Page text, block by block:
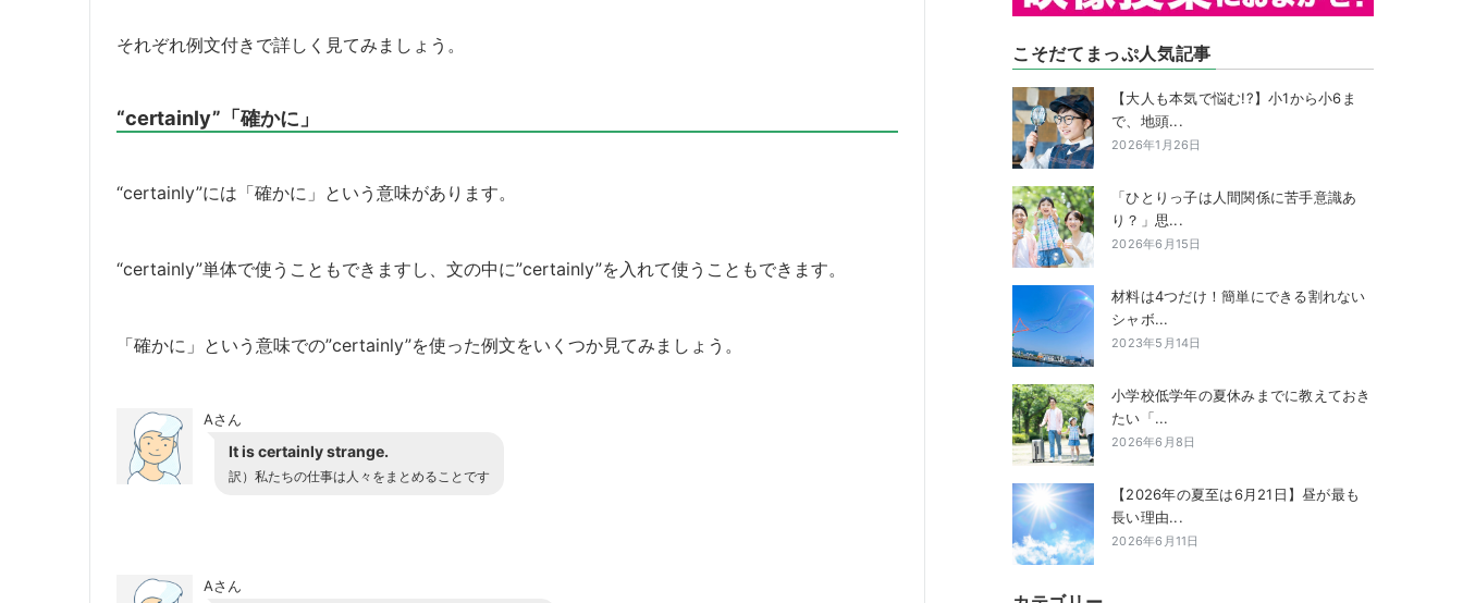
それぞれ例文付きで詳しく見てみましょう。
“certainly”「確かに」
“certainly”には「確かに」という意味があります。
“certainly”単体で使うこともできますし、文の中に”certainly”を入れて使うこともできます。
「確かに」という意味での”certainly”を使った例文をいくつか見てみましょう。
Aさん
It is certainly strange.
訳）私たちの仕事は人々をまとめることです
Aさん
こそだてまっぷ人気記事
【大人も本気で悩む!?】小1から小6ま
で、地頭...
2026年1月26日
「ひとりっ子は人間関係に苦手意識あ
り？」思...
2026年6月15日
材料は4つだけ！簡単にできる割れない
シャボ...
2023年5月14日
小学校低学年の夏休みまでに教えておき
たい「...
2026年6月8日
【2026年の夏至は6月21日】昼が最も
長い理由...
2026年6月11日